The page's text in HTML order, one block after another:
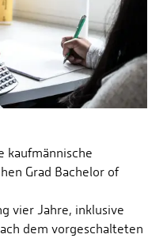
kaufmännische
Grad Bachelor of
vier Jahre, inklusive
dem vorgeschalteten